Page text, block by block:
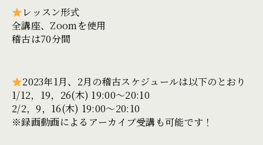
レッスン形式
全講座、Zoomを使用
稽古は70分間
2023年1月、2月の稽古スケジュールは以下のとおり
1/12，19，26(木) 19:00〜20:10
2/2，9，16(木) 19:00〜20:10
※録画動画によるアーカイブ受講も可能です！